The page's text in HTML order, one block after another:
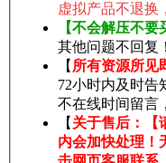
虚拟产品不退换
【不会解压不要
其他问题不回复
【 所有资源所见
72小时内及时告
不在线时间留言
【 关于售后：【
内会加快处理！